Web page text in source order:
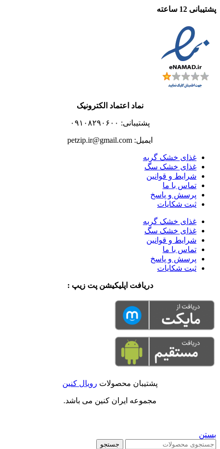
پشتیبانی 12 ساعته
نماد اعتماد الکترونیک
پشتیبانی: ۰۹۱۰۸۲۹۰۶۰۰
ایمیل: petzip.ir@gmail.com
غذای خشک گربه
غذای خشک سگ
شرایط و قوانین
تماس با ما
پرسش و پاسخ
ثبت شکایات
غذای خشک گربه
غذای خشک سگ
شرایط و قوانین
تماس با ما
پرسش و پاسخ
ثبت شکایات
دریافت اپلیکیشن پت زیپ :
پشتیبان محصولات رویال کنین
مجموعه ایران کنین می باشد.
بستن
جستجو